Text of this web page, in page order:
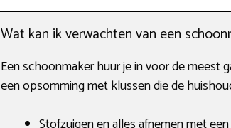
Wat kan ik verwachten van een
Een schoonmaker huur je in voor de meest
een opsomming met klussen die de